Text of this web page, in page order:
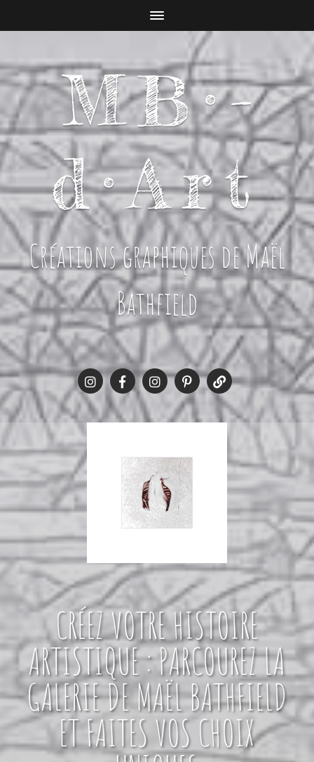
MB­­­­­­­­­­­­·­­
d·Art
Créations graphiques de Maël
Bathfield
CRÉEZ VOTRE HISTOIRE
ARTISTIQUE : PARCOUREZ LA
GALERIE DE MAËL BATHFIELD
ET FAITES VOS CHOIX